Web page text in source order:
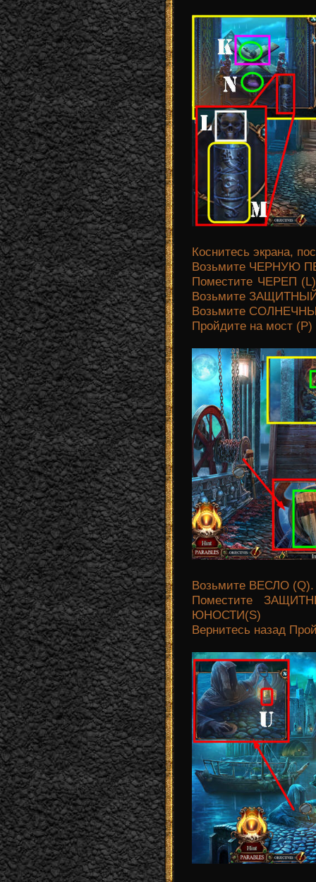
Коснитесь экрана,
Возьмите ЧЕРНУЮ
Поместите ЧЕРЕП
Возьмите
Возьмите
Пройдите на мост (Р)
Возьмите ВЕСЛО (Q).
Поместите
ЮНОСТИ(S)
Вернитесь назад